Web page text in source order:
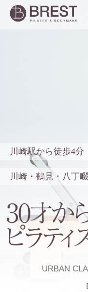
川崎駅から徒歩4分
川崎・鶴見・八丁
URBAN